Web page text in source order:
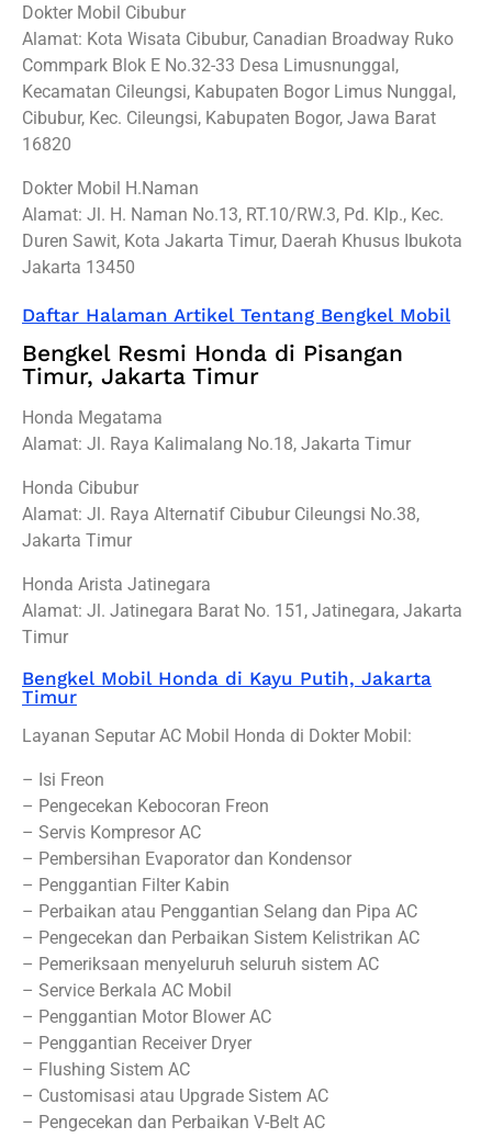
Dokter Mobil Cibubur
Alamat: Kota Wisata Cibubur, Canadian Broadway Ruko
Commpark Blok E No.32-33 Desa Limusnunggal,
Kecamatan Cileungsi, Kabupaten Bogor Limus Nunggal,
Cibubur, Kec. Cileungsi, Kabupaten Bogor, Jawa Barat
16820
Dokter Mobil H.Naman
Alamat: Jl. H. Naman No.13, RT.10/RW.3, Pd. Klp., Kec.
Duren Sawit, Kota Jakarta Timur, Daerah Khusus Ibukota
Jakarta 13450
Daftar Halaman Artikel Tentang Bengkel Mobil
Bengkel Resmi Honda di Pisangan
Timur, Jakarta Timur
Honda Megatama
Alamat: Jl. Raya Kalimalang No.18, Jakarta Timur
Honda Cibubur
Alamat: Jl. Raya Alternatif Cibubur Cileungsi No.38,
Jakarta Timur
Honda Arista Jatinegara
Alamat: Jl. Jatinegara Barat No. 151, Jatinegara, Jakarta
Timur
Bengkel Mobil Honda di Kayu Putih, Jakarta
Timur
Layanan Seputar AC Mobil Honda di Dokter Mobil:
– Isi Freon
– Pengecekan Kebocoran Freon
– Servis Kompresor AC
– Pembersihan Evaporator dan Kondensor
– Penggantian Filter Kabin
– Perbaikan atau Penggantian Selang dan Pipa AC
– Pengecekan dan Perbaikan Sistem Kelistrikan AC
– Pemeriksaan menyeluruh seluruh sistem AC
– Service Berkala AC Mobil
– Penggantian Motor Blower AC
– Penggantian Receiver Dryer
– Flushing Sistem AC
– Customisasi atau Upgrade Sistem AC
– Pengecekan dan Perbaikan V-Belt AC